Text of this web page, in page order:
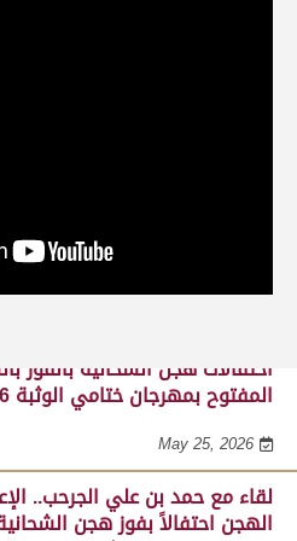
الشحانية
بميدان الوثبة 22-05-2026
احتفالات هجن الشحانية بالفوز
المفتوح بمهرجان ختامي الوثبة 2026
May 25, 2026
لقاء مع حمد بن علي الجرحب..
الهجن احتفالاً بفوز هجن